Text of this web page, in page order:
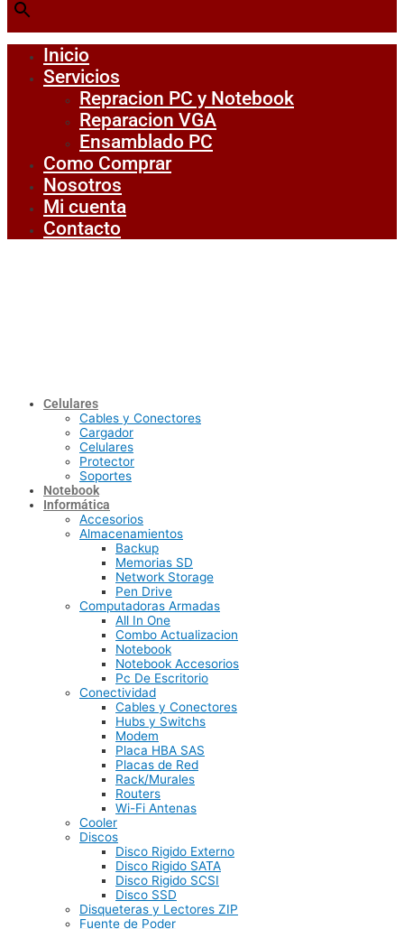
Inicio
Servicios
Repracion PC y Notebook
Reparacion VGA
Ensamblado PC
Como Comprar
Nosotros
Mi cuenta
Contacto
Celulares
Cables y Conectores
Cargador
Celulares
Protector
Soportes
Notebook
Informática
Accesorios
Almacenamientos
Backup
Memorias SD
Network Storage
Pen Drive
Computadoras Armadas
All In One
Combo Actualizacion
Notebook
Notebook Accesorios
Pc De Escritorio
Conectividad
Cables y Conectores
Hubs y Switchs
Modem
Placa HBA SAS
Placas de Red
Rack/Murales
Routers
Wi-Fi Antenas
Cooler
Discos
Disco Rigido Externo
Disco Rigido SATA
Disco Rigido SCSI
Disco SSD
Disqueteras y Lectores ZIP
Fuente de Poder